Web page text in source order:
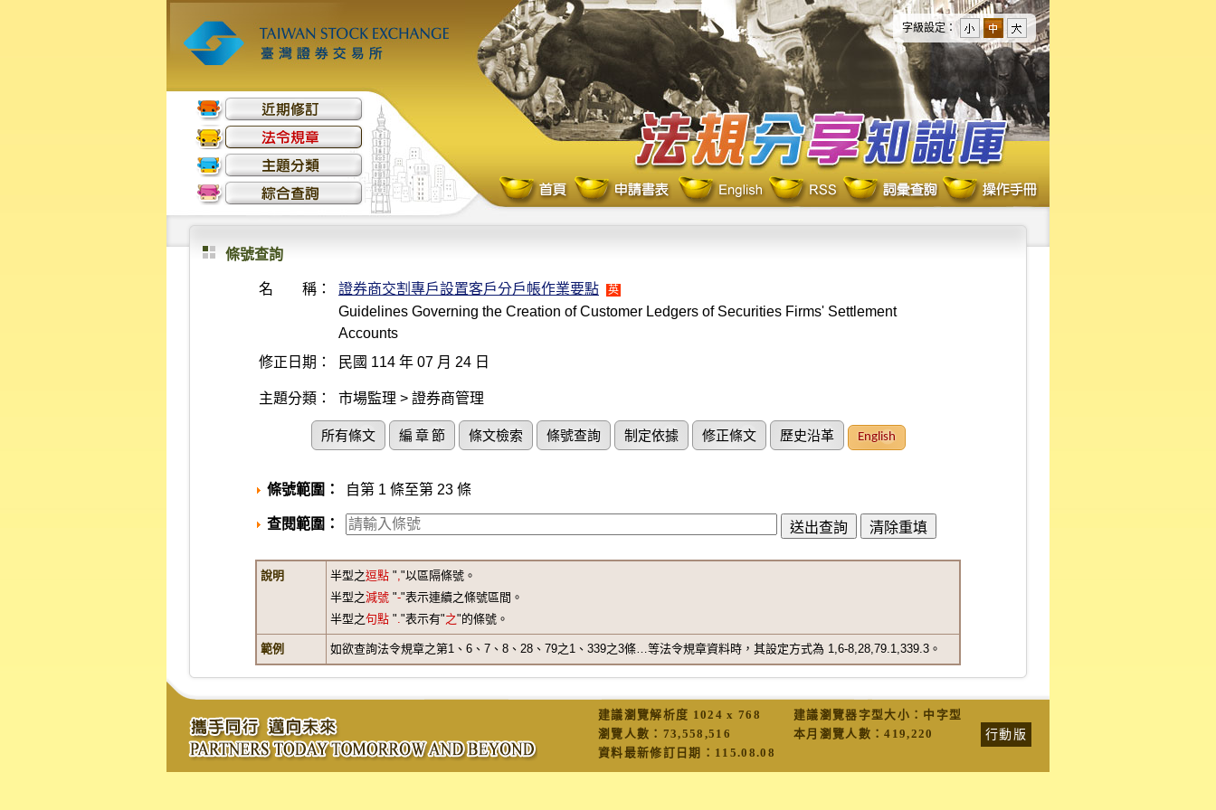
字級設定：
條號查詢
名 稱： 證券商交割專戶設置客戶分戶帳作業要點 英
Guidelines Governing the Creation of Customer Ledgers of Securities Firms' Settlement
Accounts
修正日期：
民國 114 年 07 月 24 日
主題分類： 市場監理 > 證券商管理
所有條文 編 章 節 條文檢索 條號查詢 制定依據 修正條文 歷史沿革 English
條號範圍： 自第 1 條至第 23 條
查閱範圍：
說明 半型之逗點 ","以區隔條號。
半型之減號 "-"表示連續之條號區間。
半型之句點 "."表示有"之"的條號。
範例 如欲查詢法令規章之第1、6、7、8、28、79之1、339之3條…等法令規章資料時，其設定方式為 1,6-8,28,79.1,339.3。
建議瀏覽解析度 1024 x 768 建議瀏覽器字型大小：中字型
行動版
瀏覽人數： 73,558,516 本月瀏覽人數：419,220
資料最新修訂日期： 115.08.08